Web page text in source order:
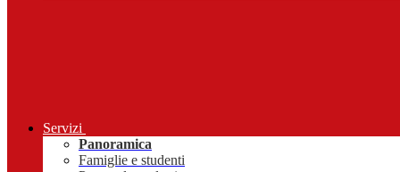
Servizi
Panoramica
Famiglie e studenti